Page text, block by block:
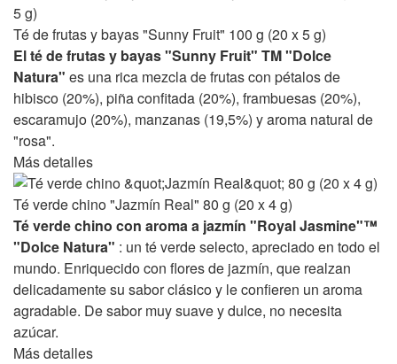
Té de frutas y bayas "Sunny Fruit" 100 g (20 x 5 g)
El té de frutas y bayas "Sunny Fruit" TM "Dolce
Natura" es una rica mezcla de frutas con pétalos de
hibisco (20%), piña confitada (20%), frambuesas (20%),
escaramujo (20%), manzanas (19,5%) y aroma natural de
"rosa".
Más detalles
Té verde chino "Jazmín Real" 80 g (20 x 4 g)
Té verde chino con aroma a jazmín "Royal Jasmine"™
"Dolce Natura" : un té verde selecto, apreciado en todo el
mundo. Enriquecido con flores de jazmín, que realzan
delicadamente su sabor clásico y le confieren un aroma
agradable. De sabor muy suave y dulce, no necesita
azúcar.
Más detalles